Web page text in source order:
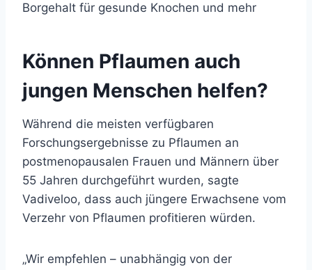
Borgehalt für gesunde Knochen und mehr
Können Pflaumen auch
jungen Menschen helfen?
Während die meisten verfügbaren
Forschungsergebnisse zu Pflaumen an
postmenopausalen Frauen und Männern über
55 Jahren durchgeführt wurden, sagte
Vadiveloo, dass auch jüngere Erwachsene vom
Verzehr von Pflaumen profitieren würden.
„Wir empfehlen – unabhängig von der